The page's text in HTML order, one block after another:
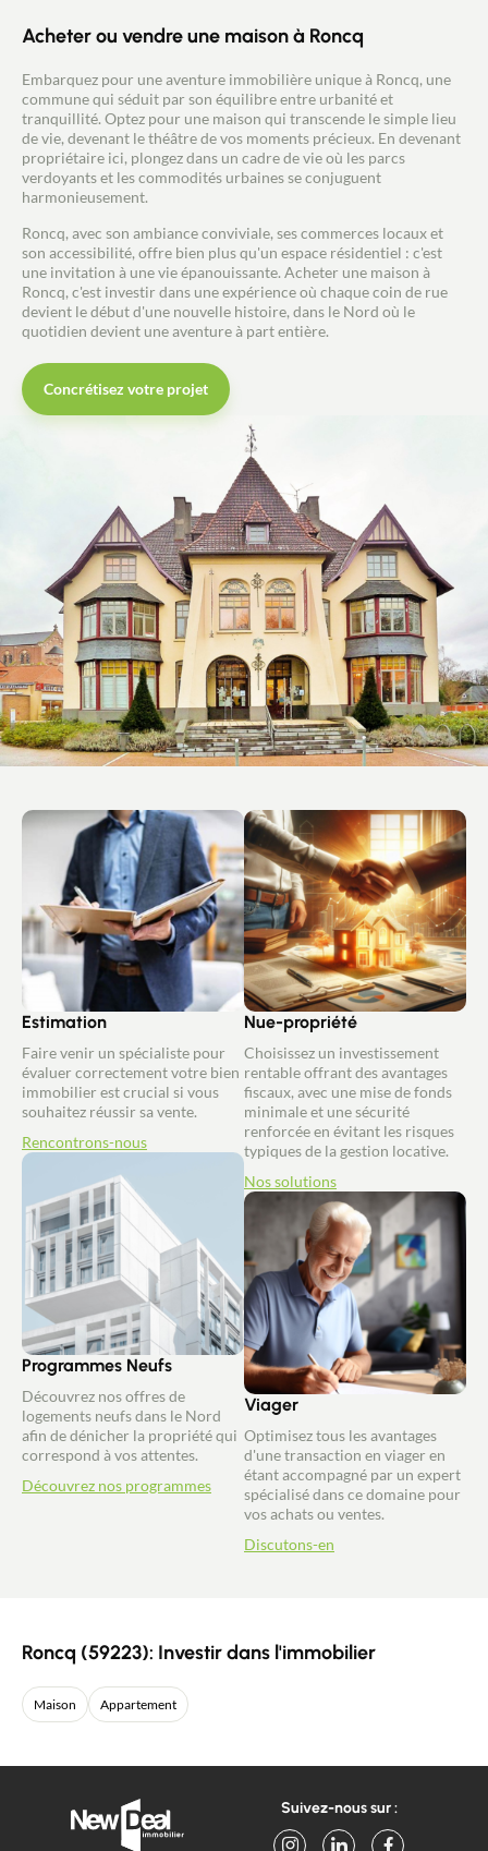
06 07 68 71 18, NewDeal Immobilier / Agent
commercial RSAC2017AC00078
Acheter ou vendre une maison à Roncq
Embarquez pour une aventure immobilière unique à Roncq, une
commune qui séduit par son équilibre entre urbanité et
tranquillité. Optez pour une maison qui transcende le simple lieu
de vie, devenant le théâtre de vos moments précieux. En devenant
propriétaire ici, plongez dans un cadre de vie où les parcs
verdoyants et les commodités urbaines se conjuguent
harmonieusement.
Roncq, avec son ambiance conviviale, ses commerces locaux et
son accessibilité, offre bien plus qu'un espace résidentiel : c'est
une invitation à une vie épanouissante. Acheter une maison à
Roncq, c'est investir dans une expérience où chaque coin de rue
devient le début d'une nouvelle histoire, dans le Nord où le
quotidien devient une aventure à part entière.
Concrétisez votre projet
Estimation
Faire venir un spécialiste pour
évaluer correctement votre bien
immobilier est crucial si vous
souhaitez réussir sa vente.
Rencontrons-nous
Programmes Neufs
Découvrez nos offres de
logements neufs dans le Nord
afin de dénicher la propriété qui
correspond à vos attentes.
Découvrez nos programmes
Nue-propriété
Choisissez un investissement
rentable offrant des avantages
fiscaux, avec une mise de fonds
minimale et une sécurité
renforcée en évitant les risques
typiques de la gestion locative.
Nos solutions
Viager
Optimisez tous les avantages
d'une transaction en viager en
étant accompagné par un expert
spécialisé dans ce domaine pour
vos achats ou ventes.
Discutons-en
Roncq (59223): Investir dans l'immobilier
Maison Appartement
Suivez-nous sur :